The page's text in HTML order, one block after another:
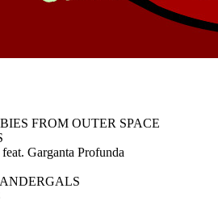
FROM OUTER SPACE
Garganta Profunda